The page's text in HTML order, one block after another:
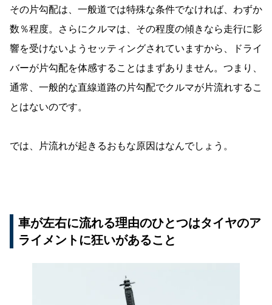
その片勾配は、一般道では特殊な条件でなければ、わずか
数％程度。さらにクルマは、その程度の傾きなら走行に影
響を受けないようセッティングされていますから、ドライ
バーが片勾配を体感することはまずありません。つまり、
通常、一般的な直線道路の片勾配でクルマが片流れするこ
とはないのです。
では、片流れが起きるおもな原因はなんでしょう。
車が左右に流れる理由のひとつはタイヤのア
ライメントに狂いがあること